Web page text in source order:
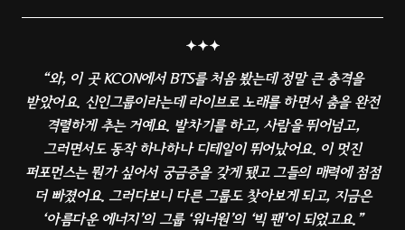
“와, 이 곳 KCON에서 BTS를 처음 봤는데 정말 큰 충격을
받았어요. 신인그룹이라는데 라이브로 노래를 하면서 춤을 완전
격렬하게 추는 거예요. 발차기를 하고, 사람을 뛰어넘고,
그러면서도 동작 하나하나 디테일이 뛰어났어요. 이 멋진
퍼포먼스는 뭔가 싶어서 궁금증을 갖게 됐고 그들의 매력에 점점
더 빠졌어요. 그러다보니 다른 그룹도 찾아보게 되고, 지금은
‘아름다운 에너지’의 그룹 ‘워너원’의 ‘빅 팬’이 되었고요.”